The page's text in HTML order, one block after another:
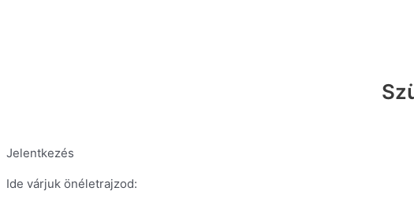
Jelentkezés
Ide várjuk önéletrajzod: